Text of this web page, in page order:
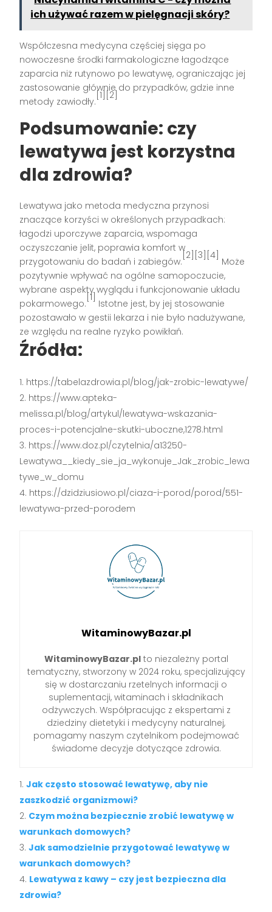
ich używać razem w pielęgnacji skóry?
Współczesna medycyna częściej sięga po
nowoczesne środki farmakologiczne łagodzące
zaparcia niż rutynowo po lewatywę, ograniczając jej
zastosowanie głównie do przypadków, gdzie inne
metody zawiodły.
[1][2]
Podsumowanie: czy
lewatywa jest korzystna
dla zdrowia?
Lewatywa jako metoda medyczna przynosi
znaczące korzyści w określonych przypadkach:
łagodzi uporczywe zaparcia, wspomaga
oczyszczanie jelit, poprawia komfort w
przygotowaniu do badań i zabiegów.
[2][3][4]
Może
pozytywnie wpływać na ogólne samopoczucie,
wybrane aspekty wyglądu i funkcjonowanie układu
pokarmowego.
[1]
Istotne jest, by jej stosowanie
pozostawało w gestii lekarza i nie było nadużywane,
ze względu na realne ryzyko powikłań.
Źródła:
https://tabelazdrowia.pl/blog/jak-zrobic-lewatywe/
https://www.apteka-
melissa.pl/blog/artykul/lewatywa-wskazania-
proces-i-potencjalne-skutki-uboczne,1278.html
https://www.doz.pl/czytelnia/a13250-
Lewatywa__kiedy_sie_ja_wykonuje_Jak_zrobic_lewa
tywe_w_domu
https://dzidziusiowo.pl/ciaza-i-porod/porod/551-
lewatywa-przed-porodem
WitaminowyBazar.pl
WitaminowyBazar.plto niezależny portal
tematyczny, stworzony w 2024 roku, specjalizujący
się w dostarczaniu rzetelnych informacji o
suplementacji, witaminach i składnikach
odżywczych. Współpracując z ekspertami z
dziedziny dietetyki i medycyny naturalnej,
pomagamy naszym czytelnikom podejmować
świadome decyzje dotyczące zdrowia.
Jak często stosować lewatywę, aby nie
zaszkodzić organizmowi?
Czym można bezpiecznie zrobić lewatywę w
warunkach domowych?
Jak samodzielnie przygotować lewatywę w
warunkach domowych?
Lewatywa z kawy – czy jest bezpieczna dla
zdrowia?